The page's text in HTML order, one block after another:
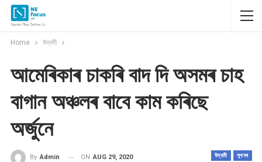
Home উদ্যমী
আমেৰিকাৰ চাকৰি বাদ দি অসমৰ চাহ
বাগান অঞ্চলৰ বাবে কাম কৰিছে
অৰ্জুনে
উদ্যমী সুখবৰ
By Admin ON AUG 29, 2020